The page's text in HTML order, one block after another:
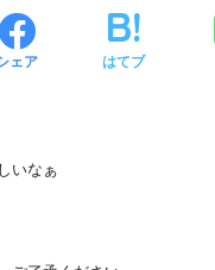
ェア はてブ
いなぁ